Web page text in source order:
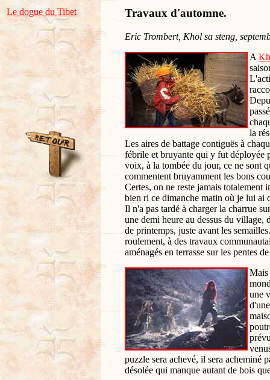
Le dogue du Tibet Travaux d'automne.
Eric Trombert, Khol sa steng,
A
la
Les aires de battage contiguës à
fébrile et bruyante qui y fut déployée
voix, à la tombée du jour, ce ne sont
commentent bruyamment les bons
Certes, on ne reste jamais totalement
bien ri ce dimanche matin où je lui ai
Il n'a pas tardé à charger la charrue
une demi heure au dessus du
de printemps, juste avant les
roulement, à des travaux
aménagés en terrasse sur les pentes
Mais
une
puzzle sera achevé, il sera acheminé
désolée qui manque autant de bois